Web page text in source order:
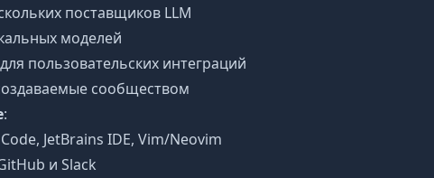
поставщиков LLM
моделей
пользовательских интеграций
сообществом
:
JetBrains IDE, Vim/Neovim
и Slack